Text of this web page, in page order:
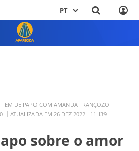
PT
EM DE PAPO COM AMANDA FRANÇOZO
ATUALIZADA EM 26 DEZ 2022 - 11H39
sobre o amor